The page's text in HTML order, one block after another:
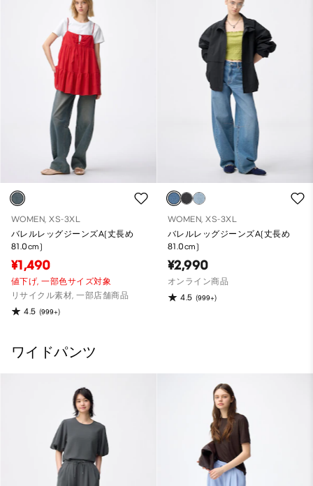
WOMEN, XS-3XL
バレルレッグジーンズA(丈長め
81.0cm)
¥1,490
値下げ,一部色サイズ対象
リサイクル素材, 一部店舗商品
4.5 (999+)
WOMEN, XS-3XL
バレルレッグジーンズA(丈長め
81.0cm)
¥2,990
オンライン商品
4.5 (999+)
ワイドパンツ